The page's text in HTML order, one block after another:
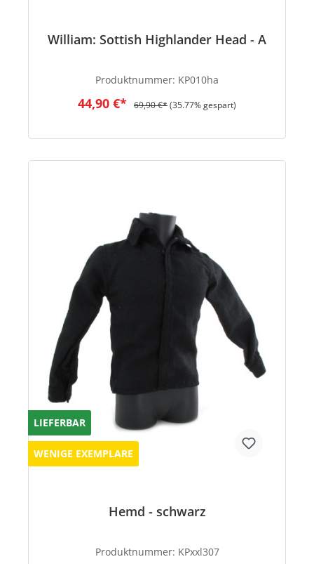
William: Sottish Highlander Head - A
Produktnummer: KP010ha
44,90 €* 69,90 €*(35.77% gespart)
LIEFERBAR
WENIGE EXEMPLARE
Hemd - schwarz
Produktnummer: KPxxl307